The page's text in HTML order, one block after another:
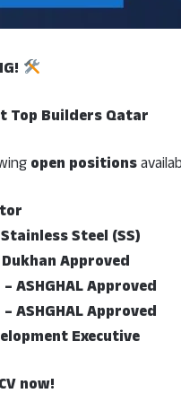
Top Builders Qatar
open positions
Steel (SS)
Approved
ASHGHAL Approved
ASHGHAL Approved
Executive
now!